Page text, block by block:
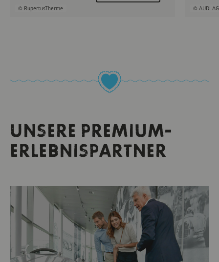
© RupertusTherme © AUDI AG
UNSERE PREMIUM-
ERLEBNISPARTNER